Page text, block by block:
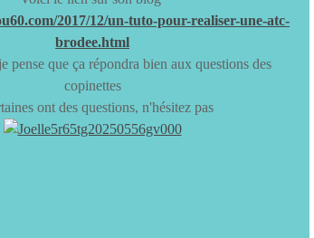
2017/12/un-tuto-pour-realiser-une-atc-
brodee.html
pense que ça répondra bien aux questions des
copinettes
ont des questions, n'hésitez pas